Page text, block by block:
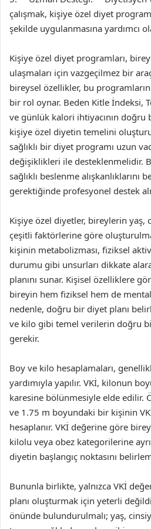
çalışmak, kişiye özel diyet
şekilde uygulanmasına yardımcı
Kişiye özel diyet programları,
ulaşmaları için vazgeçilmez bir
bireysel özellikler, bu
bir rol oynar. Beden Kitle İndeksi,
ve günlük kalori ihtiyacının doğru
kişiye özel diyetin temelini
sağlıklı bir diyet programı uzun
değişiklikleri ile desteklenmelidir.
sağlıklı beslenme alışkanlıklarını
gerektiğinde profesyonel destek
Kişiye özel diyetler, bireylerin yaş,
çeşitli faktörlerine göre
kişinin metabolizması, fiziksel
durumu gibi unsurları dikkate
planını sunar. Kişisel özelliklere
bireyin hem fiziksel hem de mental
nedenle, doğru bir diyet planı
ve kilo gibi temel verilerin doğru
gerekir.
Boy ve kilo hesaplamaları,
yardımıyla yapılır. VKİ, kilonun
karesine bölünmesiyle elde edilir.
ve 1.75 m boyundaki bir kişinin
hesaplanır. VKİ değerine göre
kilolu veya obez kategorilerine
diyetin başlangıç noktasını
Bununla birlikte, yalnızca VKİ
planı oluşturmak için yeterli
önünde bulundurulmalı; yaş,